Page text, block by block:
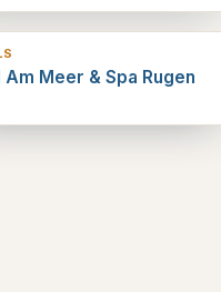
Am Meer & Spa Rugen